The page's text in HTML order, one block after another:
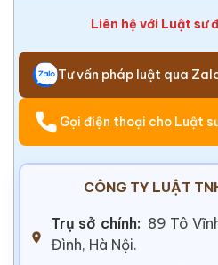
Liên hệ với Luật sư
Tư vấn pháp luật qua
Gọi điện thoại cho Luật
CÔNG TY LUẬT
Trụ sở chính: 89 Tô
Đình, Hà Nội.